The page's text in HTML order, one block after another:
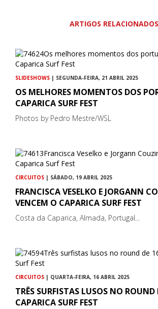
ARTIGOS RELACIONADOS
SLIDESHOWS | SEGUNDA-FEIRA, 21 ABRIL 2025
OS MELHORES MOMENTOS DOS
CAPARICA SURF FEST
Photos by Pedro Mestre/WSL
CIRCUITOS | SÁBADO, 19 ABRIL 2025
FRANCISCA VESELKO E JORGANN
VENCEM O CAPARICA SURF FEST
Costa da Caparica, Almada, Portugal...
CIRCUITOS | QUARTA-FEIRA, 16 ABRIL 2025
TRÊS SURFISTAS LUSOS NO ROUND
CAPARICA SURF FEST